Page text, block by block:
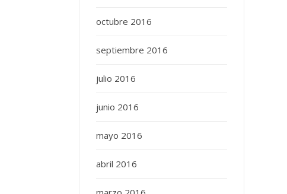
octubre 2016
septiembre 2016
julio 2016
junio 2016
mayo 2016
abril 2016